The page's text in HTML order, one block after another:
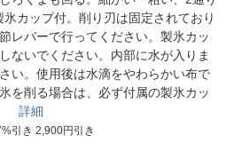
カップ付。削り刃は固定されており
レバーで行ってください。製氷カッ
ないでください。内部に水が入りま
い。使用後は水滴をやわらかい布で
を削る場合は、必ず付属の製氷カッ
詳細
引き 2,900円引き